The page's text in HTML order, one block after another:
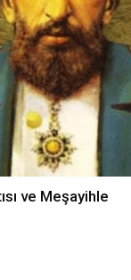
ve Meşayihle